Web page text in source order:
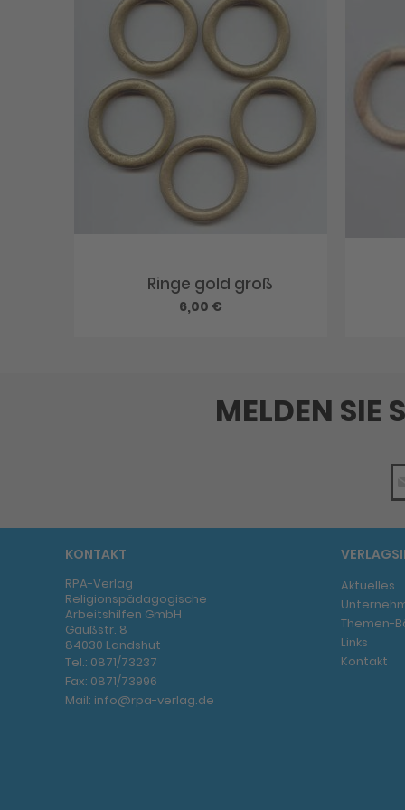
Ringe gold groß
6,00 €
MELDEN SIE
KONTAKT
RPA-Verlag
Religionspädagogische
Arbeitshilfen GmbH
Gaußstr. 8
84030 Landshut
Tel.: 0871/73237
Fax: 0871/73996
Mail: info@rpa-verlag.de
Aktuelles
Themen-
Links
Kontakt